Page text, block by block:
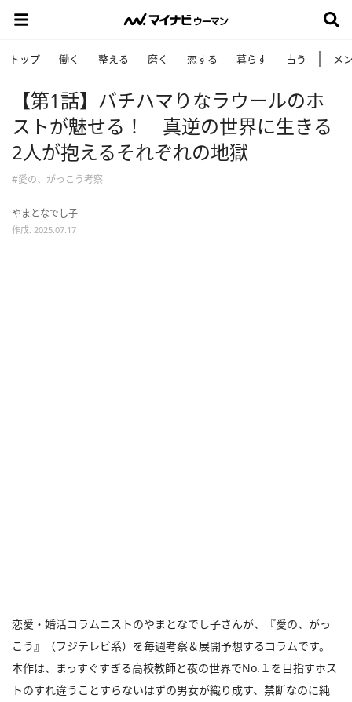
トップ 働く 整える 磨く 恋する 暮らす 占う メ
【第1話】バチハマりなラウールのホ
ストが魅せる！ 真逆の世界に生きる
2人が抱えるそれぞれの地獄
#愛の、がっこう考察
やまとなでし子
作成: 2025.07.17
恋愛・婚活コラムニストのやまとなでし子さんが、『愛の、がっ
こう』（フジテレビ系）を毎週考察＆展開予想するコラムです。
本作は、まっすぐすぎる高校教師と夜の世界でNo.１を目指すホス
トのすれ違うことすらないはずの男女が織り成す、禁断なのに純